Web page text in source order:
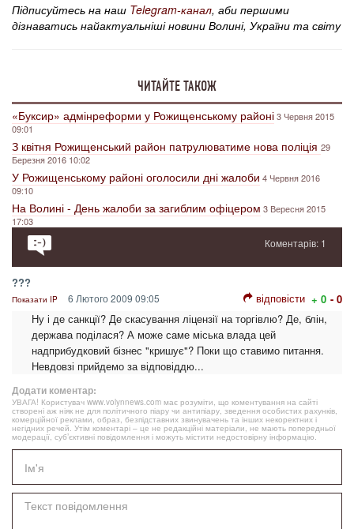
Підписуйтесь на наш Telegram-канал, аби першими
дізнаватись найактуальніші новини Волині, України та світу
ЧИТАЙТЕ ТАКОЖ
«Буксир» адмінреформи у Рожищенському районі3 Червня 2015
09:01
З квітня Рожищенський район патрулюватиме нова поліція 29
Березня 2016 10:02
У Рожищенському районі оголосили дні жалоби 4 Червня 2016
09:10
На Волині - День жалоби за загиблим офіцером 3 Вересня 2015
17:03
Коментарів: 1
???
Показати IP 6 Лютого 2009 09:05 відповісти + 0 - 0
Ну і де санкції? Де скасування ліцензії на торгівлю? Де, блін,
держава поділася? А може саме міська влада цей
надприбудковий бізнес "кришує"? Поки що ставимо питання.
Невдовзі прийдемо за відповіддю...
Додати коментар:
УВАГА! Користувач www.volynnews.com має розуміти, що коментування на сайті
створені аж ніяк не для політичного піару чи антипіару, зведення особистих рахунків,
комерційної реклами, образ, безпідставних звинувачень та інших некоректних і
негідних речей. Утім коментарі – це не редакційні матеріали, не мають попередньої
модерації, суб’єктивні повідомлення і можуть містити недостовірну інформацію.